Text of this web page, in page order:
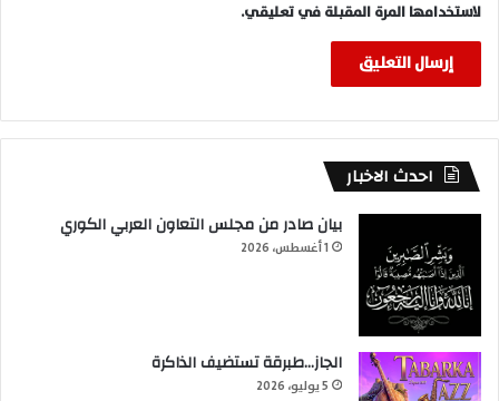
لاستخدامها المرة المقبلة في تعليقي.
احدث الاخبار
بيان صادر من مجلس التعاون العربي الكوري
1 أغسطس، 2026
الجاز…طبرقة تستضيف الذاكرة
5 يوليو، 2026